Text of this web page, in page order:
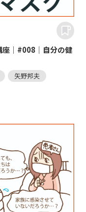
座｜#008｜自分の健
矢野邦夫